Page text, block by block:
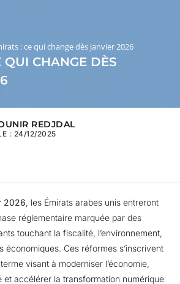
: ce qui change dès janvier 2026
QUI CHANGE DÈS
REDJDAL
: 24/12/2025
2026, les Émirats arabes unis entreront
réglementaire marquée par des
touchant la fiscalité, l’environnement,
économiques. Ces réformes s’inscrivent
visant à moderniser l’économie,
et accélérer la transformation numérique